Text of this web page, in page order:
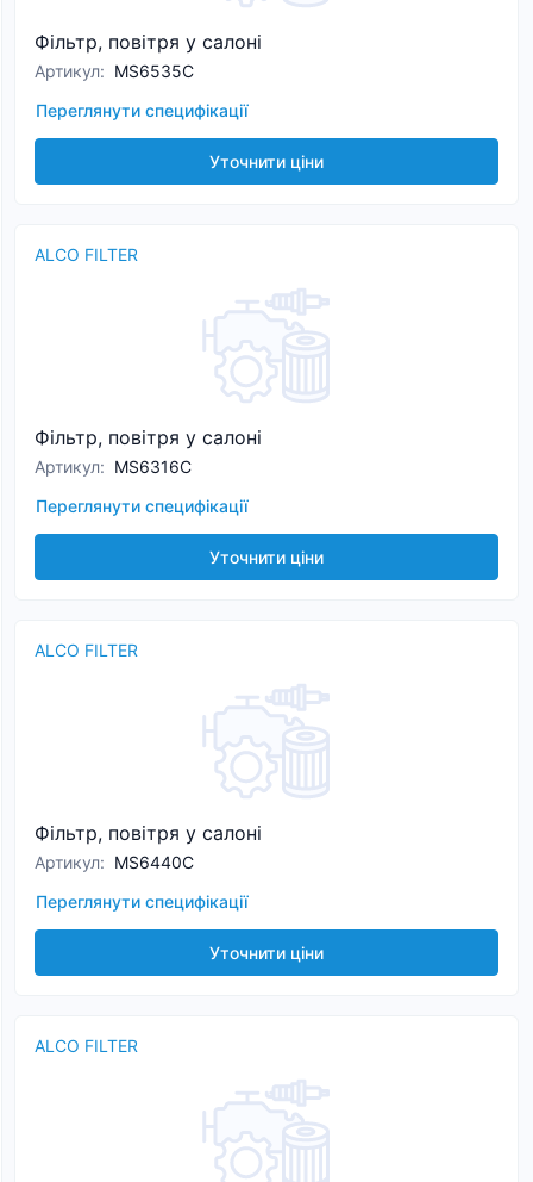
Фільтр, повітря у салоні
Артикул: MS6535C
Переглянути специфікації
Уточнити ціни
ALCO FILTER
Фільтр, повітря у салоні
Артикул: MS6316C
Переглянути специфікації
Уточнити ціни
ALCO FILTER
Фільтр, повітря у салоні
Артикул: MS6440C
Переглянути специфікації
Уточнити ціни
ALCO FILTER